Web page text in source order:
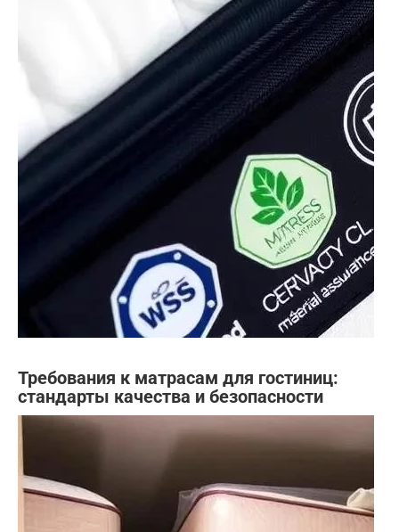
Требования к матрасам для гостиниц:
стандарты качества и безопасности